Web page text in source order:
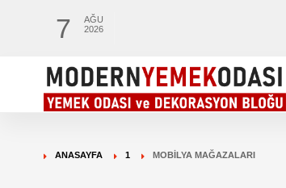
7
AĞU
2026
ANASAYFA 1 MOBILYA MAĞAZALARI